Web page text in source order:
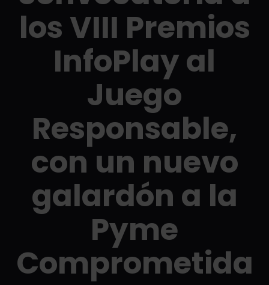
los VIII Premios
InfoPlay al
Juego
Responsable,
con un nuevo
galardón a la
Pyme
Comprometida